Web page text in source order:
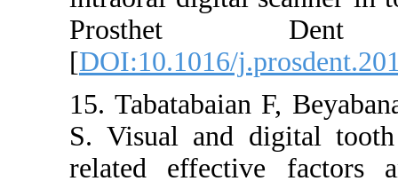
Prosthet
[DOI:10.1016/
15. Tabatabaian
S. Visual and
related effective